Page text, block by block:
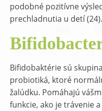
podobné pozitívne
prechladnutia u detí (24).
Bifidobaktérie sú
probiotiká, ktoré
žalúdku. Pomáhajú
funkcie, ako je trávenie